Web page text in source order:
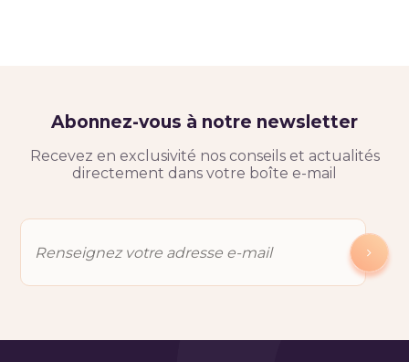
Abonnez-vous à notre newsletter
Recevez en exclusivité nos conseils et actualités
directement dans votre boîte e-mail